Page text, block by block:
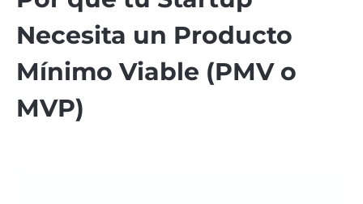
Necesita un Producto
Mínimo Viable (PMV o
MVP)